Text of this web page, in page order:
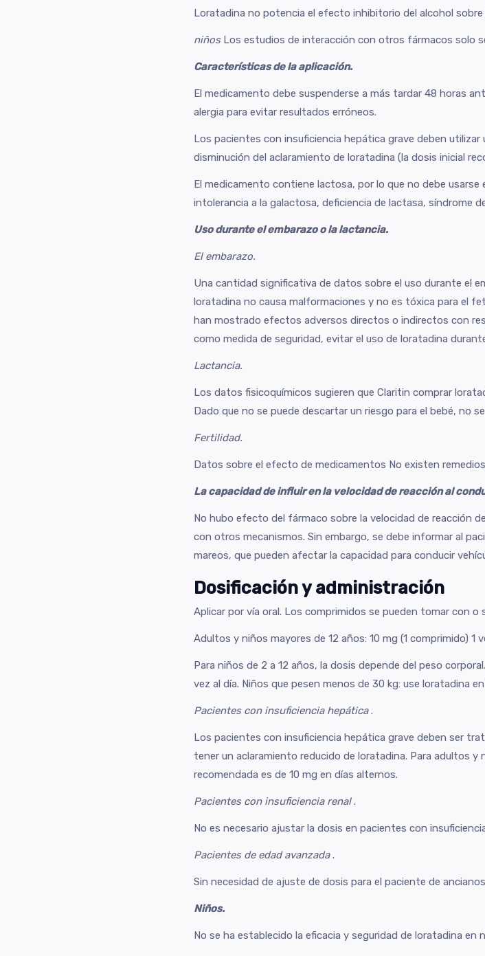
Loratadina no potencia el efecto inhibitorio del alcohol
niñosLos estudios de interacción con otros fármacos solo
Características de la aplicación.
El medicamento debe suspenderse a más tardar 48 horas
alergia para evitar resultados erróneos.
Los pacientes con insuficiencia hepática grave deben utilizar
disminución del aclaramiento de loratadina (la dosis inicial
El medicamento contiene lactosa, por lo que no debe
intolerancia a la galactosa, deficiencia de lactasa, síndrome
Uso durante el embarazo o la lactancia.
El embarazo.
Una cantidad significativa de datos sobre el uso durante el
loratadina no causa malformaciones y no es tóxica para el
han mostrado efectos adversos directos o indirectos con
como medida de seguridad, evitar el uso de loratadina
Lactancia.
Los datos fisicoquímicos sugieren que Claritin comprar
Dado que no se puede descartar un riesgo para el bebé, no
Fertilidad.
Datos sobre el efecto de medicamentos No existen
La capacidad de influir en la velocidad de reacción al
No hubo efecto del fármaco sobre la velocidad de reacción
con otros mecanismos. Sin embargo, se debe informar al
mareos, que pueden afectar la capacidad para conducir
Dosificación y administración
Aplicar por vía oral. Los comprimidos se pueden tomar con o
Adultos y niños mayores de 12 años: 10 mg (1 comprimido) 1
Para niños de 2 a 12 años, la dosis depende del peso
vez al día. Niños que pesen menos de 30 kg: use loratadina
Pacientes con insuficiencia hepática.
Los pacientes con insuficiencia hepática grave deben ser
tener un aclaramiento reducido de loratadina. Para adultos y
recomendada es de 10 mg en días alternos.
Pacientes con insuficiencia renal.
No es necesario ajustar la dosis en pacientes con
Pacientes de edad avanzada.
Sin necesidad de ajuste de dosis para el paciente de
Niños.
No se ha establecido la eficacia y seguridad de loratadina en